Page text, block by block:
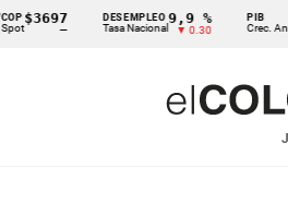
—
DESEMPLEO
Tasa Nacional
9,9 %
▼ 0.30
PIB
Crec. Anual
2,8 %
▲